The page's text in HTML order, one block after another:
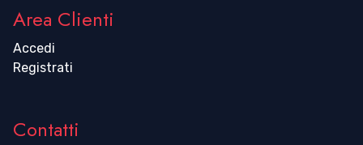
Area Clienti
Accedi
Registrati
Contatti